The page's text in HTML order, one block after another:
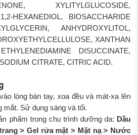
XYLITYLGLUCOSIDE,
HEXANEDIOL, BIOSACCHARIDE
ANHYDROXYLITOL,
XANTHAN
DISUCCINATE,
CITRATE, CITRIC ACID.
lòng bàn tay, xoa đều và mát-xa lên
mắt. Sử dụng sáng và tối.
phẩm trong chu trình dưỡng da: Dầu
> Gel rửa mặt > Mặt nạ > Nước